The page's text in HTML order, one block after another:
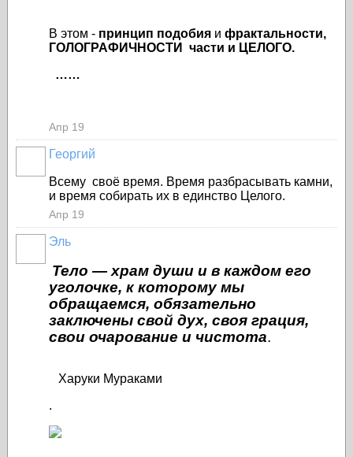
В этом - принцип подобия и фрактальности,
ГОЛОГРАФИЧНОСТИ части и ЦЕЛОГО.
……
Апр 19
Георгий
Всему своё время. Время разбрасывать камни,
и время собирать их в единство Целого.
Апр 19
Эль
Тело — храм души и в каждом его
уголочке, к которому мы
обращаемся, обязательно
заключены свой дух, своя грация,
свои очарование и чистота.
Харуки Мураками
.